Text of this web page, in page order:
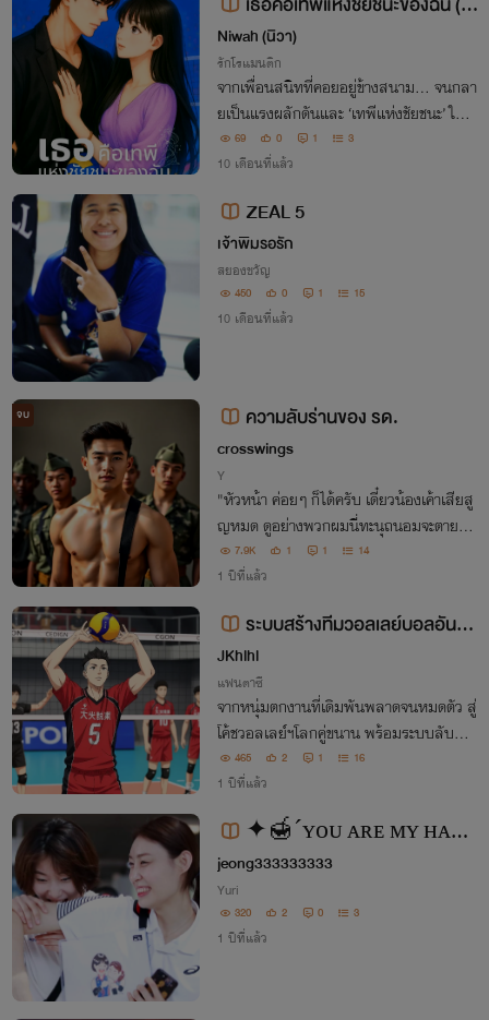
oddess of Victory, My Only You)
Niwah (นิวา)
รักโรแมนติก
จากเพื่อนสนิทที่คอยอยู่ข้างสนาม… จนกลา
ยเป็นแรงผลักดันและ ‘เทพีแห่งชัยชนะ’ ในหั
วใจของเขา ความรักจึงเริ่มจากการอยู่เคียงข้า
งกันทุกวันธรรมดา
69 0 1 3
10 เดือนที่แล้ว
ZEAL 5
เจ้าพิมรอรัก
สยองขวัญ
450 0 1 15
10 เดือนที่แล้ว
จบ ความลับร่านของ รด.
crosswings
Y
"หัวหน้า ค่อยๆ ก็ได้ครับ เดี๋ยวน้องเค้าเสียสู
ญหมด ดูอย่างพวกผมนี่ทะนุถนอมจะตาย"
"จะเสียซิงแล้วทำไมต้องกลัวเสียสูญวะ"
7.9K 1 1 14
1 ปีที่แล้ว
ระบบสร้างทีมวอลเลย์บอลอันดั
บหนึ่ง
JKhlhl
แฟนตาซี
จากหนุ่มตกงานที่เดิมพันพลาดจนหมดตัว สู่
โค้ชวอลเลย์ฯโลกคู่ขนาน พร้อมระบบลับสร้า
งนักตบเหนือมนุษย์ พาทีมก้าวสู่แชมป์โลก!
465 2 1 16
1 ปีที่แล้ว
✦🍯´ʏᴏᴜ ᴀʀᴇ ᴍʏ ʜᴀᴘᴘ
ɪɴᴇss.♡̷̷̷ㅣ🍄 シ︎
jeong333333333​
Yuri
320 2 0 3
1 ปีที่แล้ว